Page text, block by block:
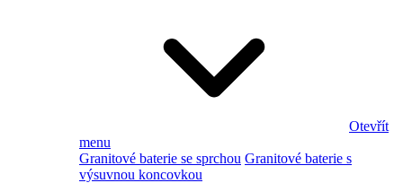
Otevřít
menu
Granitové baterie se sprchou Granitové baterie s
výsuvnou koncovkou